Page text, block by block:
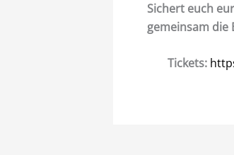
Sichert euch
gemeinsam die
Tickets: